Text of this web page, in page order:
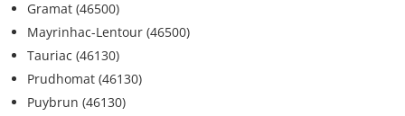
Gramat (46500)
Mayrinhac-Lentour (46500)
Tauriac (46130)
Prudhomat (46130)
Puybrun (46130)